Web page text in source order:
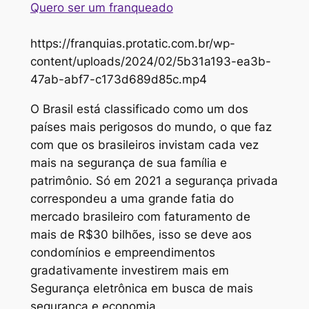
Quero ser um franqueado
https://franquias.protatic.com.br/wp-
content/uploads/2024/02/5b31a193-ea3b-
47ab-abf7-c173d689d85c.mp4
O Brasil está classificado como um dos
países mais perigosos do mundo, o que faz
com que os brasileiros invistam cada vez
mais na segurança de sua família e
patrimônio. Só em 2021 a segurança privada
correspondeu a uma grande fatia do
mercado brasileiro com faturamento de
mais de R$30 bilhões, isso se deve aos
condomínios e empreendimentos
gradativamente investirem mais em
Segurança eletrônica em busca de mais